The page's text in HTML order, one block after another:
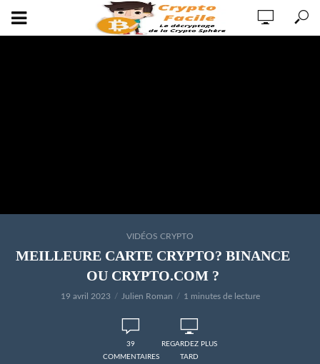
VIDÉOS CRYPTO
MEILLEURE CARTE CRYPTO? BINANCE
OU CRYPTO.COM ?
19 avril 2023 Julien Roman 1 minutes de lecture
39
COMMENTAIRES
REGARDEZ PLUS
TARD